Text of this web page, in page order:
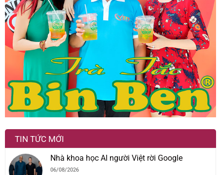
TIN TỨC MỚI
Nhà khoa học AI người Việt rời Google
06/08/2026